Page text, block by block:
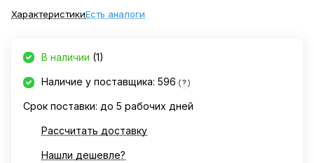
ХарактеристикиЕсть аналоги
В наличии (1)
Наличие у поставщика: 596 ?
Срок поставки: до 5 рабочих дней
Рассчитать доставку
Нашли дешевле?